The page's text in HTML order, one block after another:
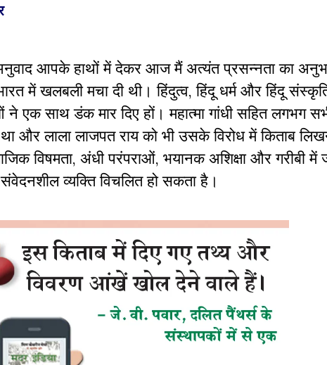
आपके हाथों में देकर आज मैं अत्यंत प्रसन्नता का
में खलबली मचा दी थी। हिंदुत्व,हिंदू धर्म और हिंदू
एक साथ डंक मार दिए हों। महात्मा गांधी सहित लगभग
और लाला लाजपत राय को भी उसके विरोध में किताब
विषमता, अंधी परंपराओं, भयानक अशिक्षा और गरीबी
व्यक्ति विचलित हो सकता है।